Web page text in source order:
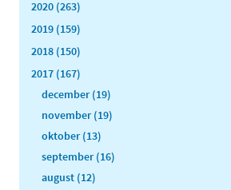
2020 (263)
2019 (159)
2018 (150)
2017 (167)
december (19)
november (19)
oktober (13)
september (16)
august (12)